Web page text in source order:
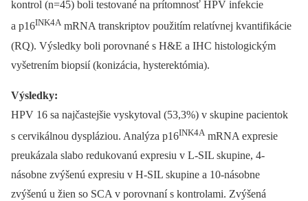
kontrol (n=45) boli testované na prítomnosť HPV infekcie
a p16INK4A mRNA transkriptov použitím relatívnej kvantifikácie
(RQ). Výsledky boli porovnané s H&E a IHC histologickým
vyšetrením biopsií (konizácia, hysterektómia).
Výsledky:
HPV 16 sa najčastejšie vyskytoval (53,3%) v skupine pacientok
s cervikálnou dyspláziou. Analýza p16INK4A mRNA expresie
preukázala slabo redukovanú expresiu v L-SIL skupine, 4-
násobne zvýšenú expresiu v H-SIL skupine a 10-násobne
zvýšenú u žien so SCA v porovnaní s kontrolami. Zvýšená